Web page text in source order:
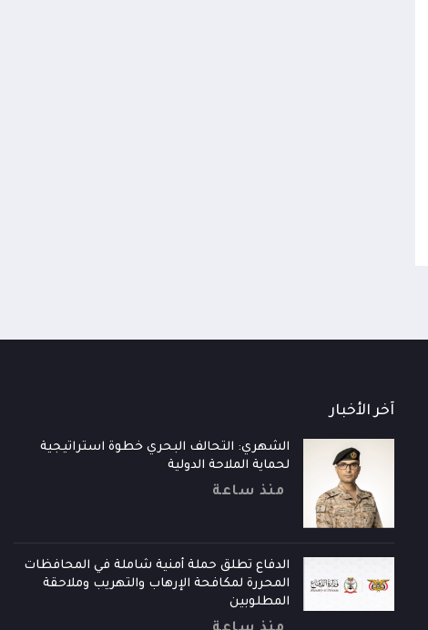
آخر الأخبار
الشهري: التحالف البحري خطوة استراتيجية
لحماية الملاحة الدولية
منذ ساعة
الدفاع تطلق حملة أمنية شاملة في المحافظات
المحررة لمكافحة الإرهاب والتهريب وملاحقة
المطلوبين